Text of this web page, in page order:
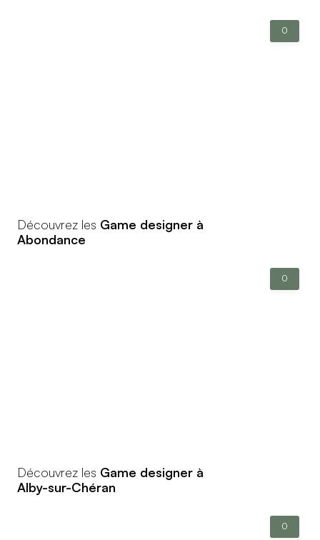
0
Découvrez les Game designer à
Abondance
0
Découvrez les Game designer à
Alby-sur-Chéran
0